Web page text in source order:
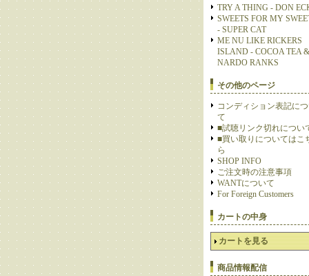
TRY A THING - DON
SWEETS FOR MY
- SUPER CAT
ME NU LIKE RICKERS
ISLAND - COCOA TEA &
NARDO RANKS
その他のページ
コンディション表記に
て
■試聴リンク切れについ
■買い取りについてはこ
ら
SHOP INFO
ご注文時の注意事項
WANTについて
For Foreign Customers
カートの中身
カートを見る
商品情報配信